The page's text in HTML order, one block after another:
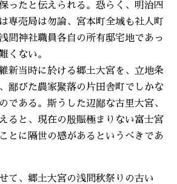
ったと伝えられる。恐らく、明治四
専売局は勿論、宮本町全域も社人町
間神社職員各自の所有邸宅地であっ
くない。
新当時に於ける郷土大宮を、立地条
鄙びた農家聚落の片田舎町でしかな
である。斯うした辺鄙な古里大宮、
ると、現在の殷賑極まりない富士宮
とに隔世の感があるというべきであ
て、郷土大宮の浅間秋祭りの古い